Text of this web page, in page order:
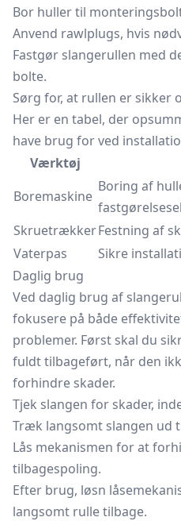
Bor huller til
Anvend rawlplugs, hvis
Fastgør slangerullen med
bolte.
Sørg for, at rullen er sikker
Her er en tabel, der
have brug for ved
Værktøj
Boremaskine
Boring af
SkruetrækkerFestning af
Vaterpas
Sikre
Daglig brug
Ved daglig brug af
fokusere på både
problemer. Først skal du
fuldt tilbageført, når den
forhindre skader.
Tjek slangen for skader,
Træk langsomt slangen ud
Lås mekanismen for at
tilbagespoling.
Efter brug, løsn
langsomt rulle tilbage.